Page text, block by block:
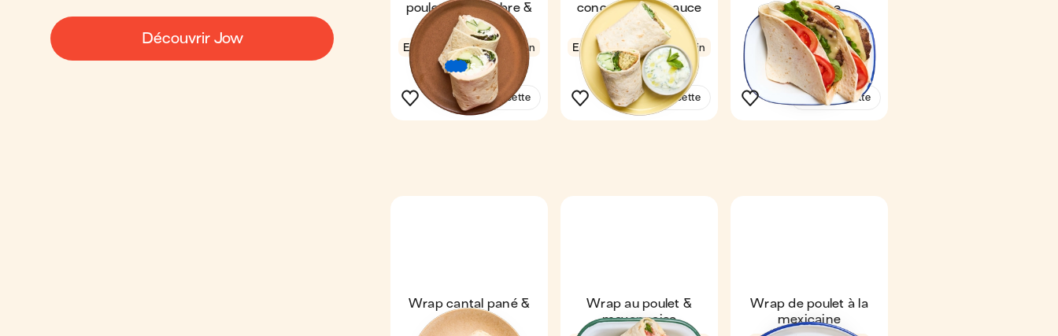
Découvrir Jow
poulet, concombre &
tzatziki
Express 4,6 3 min
€ €€1
Voir la recette
concombre et sauce
blanche
Express 4,5
11 min
1
Voir la recette
mexicaine
Express
4,7
10 min
1
Voir la recette
Wrap cantal pané &
crudités
Wrap au poulet &
mayonnaise
Wrap de poulet à la
mexicaine